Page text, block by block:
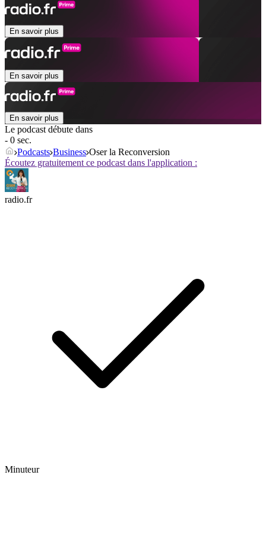
En savoir plus
En savoir plus
En savoir plus
Le podcast débute dans
- 0 sec.
Podcasts Business Oser la Reconversion
Écoutez gratuitement ce podcast dans l'application :
radio.fr
Minuteur